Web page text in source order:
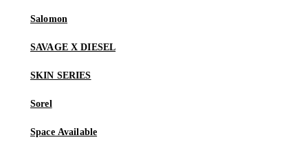
Salomon
SAVAGE X DIESEL
SKIN SERIES
Sorel
Space Available